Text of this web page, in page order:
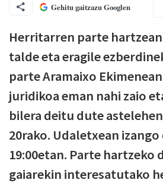
Gehitu gaitzazu Googlen
Herritarren parte
talde eta eragile
parte Aramaixo
juridikoa eman nahi zaio
bilera deitu dute
20rako. Udaletxean
19:00etan. Parte hartzeko
gaiarekin interesatutako